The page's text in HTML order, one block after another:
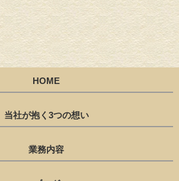
HOME
当社が抱く3つの想い
業務内容